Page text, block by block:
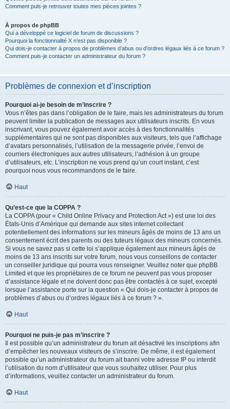
Comment puis-je retrouver toutes mes pièces jointes ?
À propos de phpBB
Qui a développé ce logiciel de forum de discussions ?
Pourquoi la fonctionnalité X n’est pas disponible ?
Qui dois-je contacter à propos de problèmes d’abus ou d’ordres légaux liés à ce forum ?
Comment puis-je contacter un administrateur du forum ?
Problèmes de connexion et d’inscription
Pourquoi ai-je besoin de m’inscrire ?
Vous n’êtes pas dans l’obligation de le faire, mais les administrateurs du forum
peuvent limiter la publication de messages aux utilisateurs inscrits. En vous
inscrivant, vous pouvez également avoir accès à des fonctionnalités
supplémentaires qui ne sont pas disponibles aux visiteurs, tels que l’affichage
d’avatars personnalisés, l’utilisation de la messagerie privée, l’envoi de
courriers électroniques aux autres utilisateurs, l’adhésion à un groupe
d’utilisateurs, etc. L’inscription ne vous prend qu’un court instant, c’est
pourquoi nous vous recommandons de le faire.
Haut
Qu’est-ce que la COPPA ?
La COPPA (pour « Child Online Privacy and Protection Act ») est une loi des
États-Unis d’Amérique qui demande aux sites internet collectant
potentiellement des informations sur les mineurs âgés de moins de 13 ans un
consentement écrit des parents ou des tuteurs légaux des mineurs concernés.
Si vous ne savez pas si cette loi s’applique également aux mineurs âgés de
moins de 13 ans inscrits sur votre forum, nous vous conseillons de contacter
un conseiller juridique qui pourra vous renseigner. Veuillez noter que phpBB
Limited et que les propriétaires de ce forum ne peuvent pas vous proposer
d’assistance légale et ne doivent donc pas être contactés à ce sujet, excepté
lorsque l’assistance porte sur la question « Qui dois-je contacter à propos de
problèmes d’abus ou d’ordres légaux liés à ce forum ? ».
Haut
Pourquoi ne puis-je pas m’inscrire ?
Il est possible qu’un administrateur du forum ait désactivé les inscriptions afin
d’empêcher les nouveaux visiteurs de s’inscrire. De même, il est également
possible qu’un administrateur du forum ait banni votre adresse IP ou interdit
l’utilisation du nom d’utilisateur que vous souhaitez utiliser. Pour plus
d’informations, veuillez contacter un administrateur du forum.
Haut